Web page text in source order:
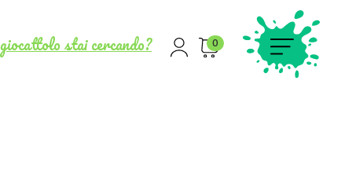
stai cercando? 0